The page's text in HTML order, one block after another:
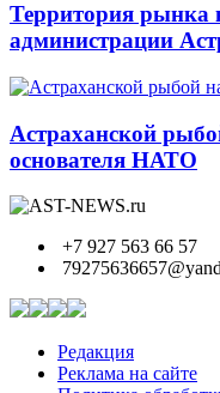
Территория рынка
администрации
Астраханской
основателя НАТО
+7 927 563 66 57
Редакция
Реклама на сайте